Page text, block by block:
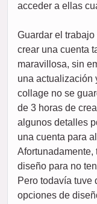
acceder a ellas
Guardar el
crear una cuenta
maravillosa, sin
una actualización
collage no se
de 3 horas de
algunos detalles
una cuenta para
Afortunadamente,
diseño para no
Pero todavía tuve
opciones de